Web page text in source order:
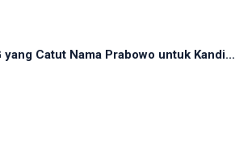
Catut Nama Prabowo untuk Kandi...